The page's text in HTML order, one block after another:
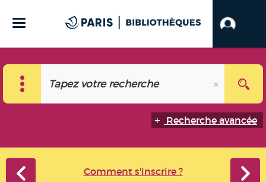
Recherche avancée
Comment s'inscrire ?